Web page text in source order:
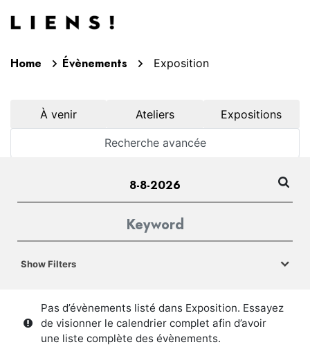
Home Évènements Exposition
À venir Ateliers Expositions
Recherche avancée
Show Filters
Pas d’évènements listé dans Exposition. Essayez
de visionner le calendrier complet afin d’avoir
une liste complète des évènements.